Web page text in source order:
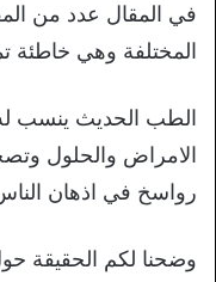
في المقال عدد من
المختلفة وهي خاطئة
الطب الحديث ينسب
الامراض والحلول
رواسخ في اذهان
وضحنا لكم الحقيقة